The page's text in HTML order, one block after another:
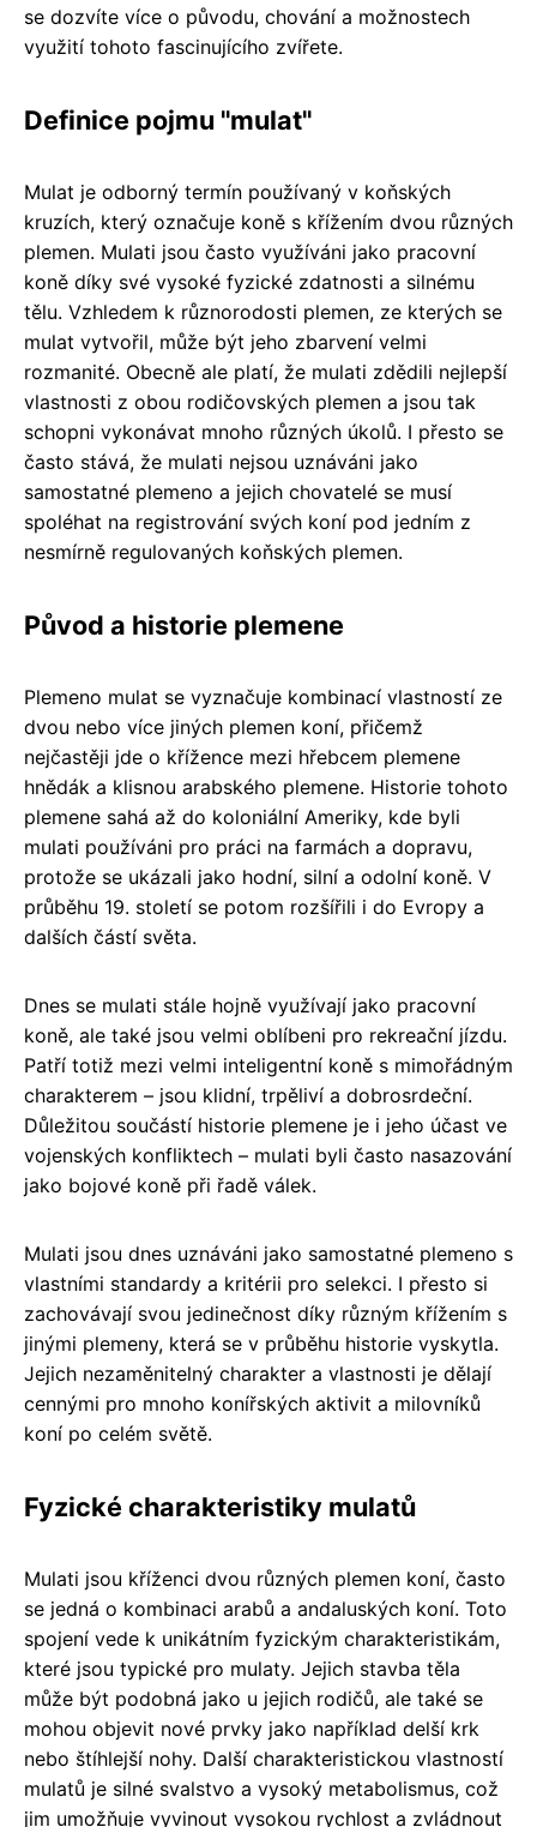
se dozvíte více o původu, chování a možnostech
využití tohoto fascinujícího zvířete.
Definice pojmu "mulat"
Mulat je odborný termín používaný v koňských
kruzích, který označuje koně s křížením dvou různých
plemen. Mulati jsou často využíváni jako pracovní
koně díky své vysoké fyzické zdatnosti a silnému
tělu. Vzhledem k různorodosti plemen, ze kterých se
mulat vytvořil, může být jeho zbarvení velmi
rozmanité. Obecně ale platí, že mulati zdědili nejlepší
vlastnosti z obou rodičovských plemen a jsou tak
schopni vykonávat mnoho různých úkolů. I přesto se
často stává, že mulati nejsou uznáváni jako
samostatné plemeno a jejich chovatelé se musí
spoléhat na registrování svých koní pod jedním z
nesmírně regulovaných koňských plemen.
Původ a historie plemene
Plemeno mulat se vyznačuje kombinací vlastností ze
dvou nebo více jiných plemen koní, přičemž
nejčastěji jde o křížence mezi hřebcem plemene
hnědák a klisnou arabského plemene. Historie tohoto
plemene sahá až do koloniální Ameriky, kde byli
mulati používáni pro práci na farmách a dopravu,
protože se ukázali jako hodní, silní a odolní koně. V
průběhu 19. století se potom rozšířili i do Evropy a
dalších částí světa.
Dnes se mulati stále hojně využívají jako pracovní
koně, ale také jsou velmi oblíbeni pro rekreační jízdu.
Patří totiž mezi velmi inteligentní koně s mimořádným
charakterem – jsou klidní, trpěliví a dobrosrdeční.
Důležitou součástí historie plemene je i jeho účast ve
vojenských konfliktech – mulati byli často nasazování
jako bojové koně při řadě válek.
Mulati jsou dnes uznáváni jako samostatné plemeno s
vlastními standardy a kritérii pro selekci. I přesto si
zachovávají svou jedinečnost díky různým křížením s
jinými plemeny, která se v průběhu historie vyskytla.
Jejich nezaměnitelný charakter a vlastnosti je dělají
cennými pro mnoho konířských aktivit a milovníků
koní po celém světě.
Fyzické charakteristiky mulatů
Mulati jsou kříženci dvou různých plemen koní, často
se jedná o kombinaci arabů a andaluských koní. Toto
spojení vede k unikátním fyzickým charakteristikám,
které jsou typické pro mulaty. Jejich stavba těla
může být podobná jako u jejich rodičů, ale také se
mohou objevit nové prvky jako například delší krk
nebo štíhlejší nohy. Další charakteristickou vlastností
mulatů je silné svalstvo a vysoký metabolismus, což
jim umožňuje vyvinout vysokou rychlost a zvládnout